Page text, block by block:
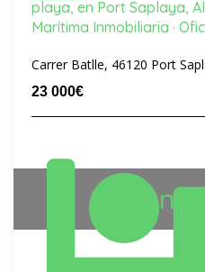
playa, en Port Saplaya,
Marítima Inmobiliaria ·
Carrer Batlle, 46120 Port
23 000€